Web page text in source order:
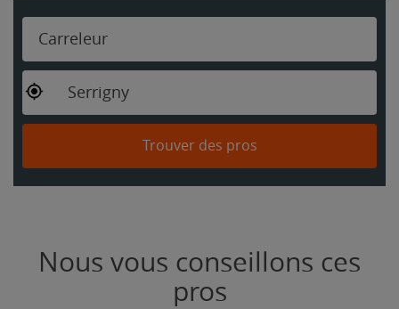
Carreleur
Serrigny
Trouver des pros
Nous vous conseillons ces
pros